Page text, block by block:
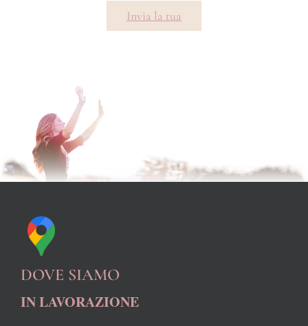
Invia la tua
DOVE SIAMO
IN LAVORAZIONE